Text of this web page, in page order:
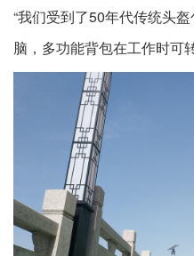
“我们受到了50年代传统头
脑，多功能背包在工作时可